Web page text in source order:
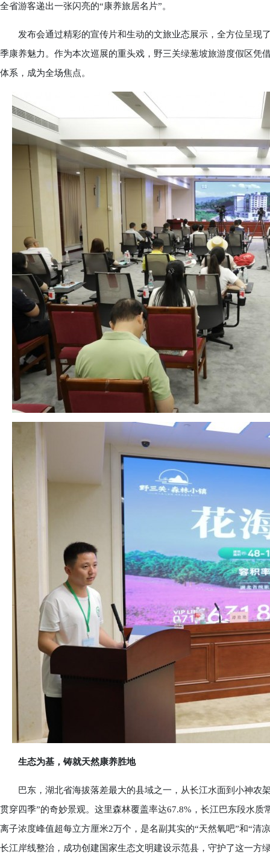
全省游客递出一张闪亮的“康养旅居名片”。
发布会通过精彩的宣传片和生动的文旅业态展示，全方位呈现
季康养魅力。作为本次巡展的重头戏，野三关绿葱坡旅游度假区凭
体系，成为全场焦点。
生态为基，铸就天然康养胜地
巴东，湖北省海拔落差最大的县域之一，从长江水面到小神农
贯穿四季”的奇妙景观。这里森林覆盖率达67.8%，长江巴东段水
离子浓度峰值超每立方厘米2万个，是名副其实的“天然氧吧”和“清
长江岸线整治，成功创建国家生态文明建设示范县，守护了这一方